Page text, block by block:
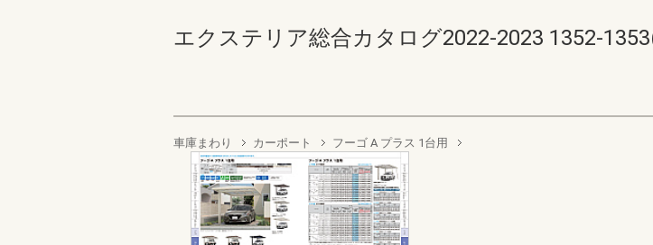
エクステリア総合カタログ2022-2023 1352-
車庫まわり カーポート フーゴ A プラス 1台用